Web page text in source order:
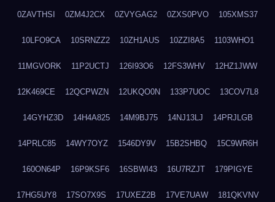
0ZAVTHSI 0ZM4J2CX 0ZVYGAG2 0ZXS0PVO 105XMS37
10LFO9CA 10SRNZZ2 10ZH1AUS 10ZZI8A5 1103WHO1
11MGVORK 11P2UCTJ 126I93O6 12FS3WHV 12HZ1JWW
12K469CE 12QCPWZN 12UKQO0N 133P7UOC 13COV7L8
14GYHZ3D 14H4A825 14M9BJ75 14NJ13LJ 14PRJLGB
14PRLC85 14WY7OYZ 1546DY9V 15B2SHBQ 15C9WR6H
160ON64P 16P9KSF6 16SBWI43 16U7RZJT 179PIGYE
17HG5UY8 17SO7X9S 17UXEZ2B 17VE7UAW 181QKVNV